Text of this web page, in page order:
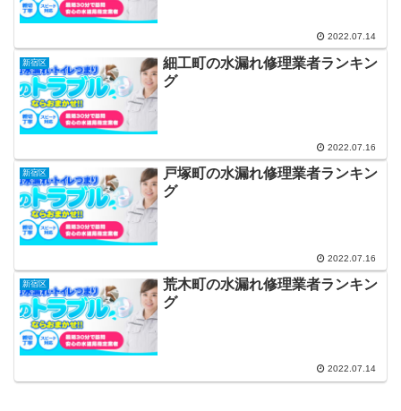
2022.07.14
新宿区
細工町の水漏れ修理業者ランキン
グ
2022.07.16
新宿区
戸塚町の水漏れ修理業者ランキン
グ
2022.07.16
新宿区
荒木町の水漏れ修理業者ランキン
グ
2022.07.14